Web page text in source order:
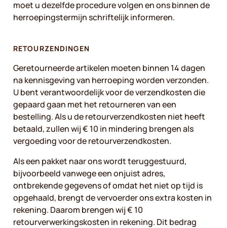
moet u dezelfde procedure volgen en ons binnen de
herroepingstermijn schriftelijk informeren.
RETOURZENDINGEN
Geretourneerde artikelen moeten binnen 14 dagen
na kennisgeving van herroeping worden verzonden.
U bent verantwoordelijk voor de verzendkosten die
gepaard gaan met het retourneren van een
bestelling. Als u de retourverzendkosten niet heeft
betaald, zullen wij € 10 in mindering brengen als
vergoeding voor de retourverzendkosten.
Als een pakket naar ons wordt teruggestuurd,
bijvoorbeeld vanwege een onjuist adres,
ontbrekende gegevens of omdat het niet op tijd is
opgehaald, brengt de vervoerder ons extra kosten in
rekening. Daarom brengen wij € 10
retourverwerkingskosten in rekening. Dit bedrag